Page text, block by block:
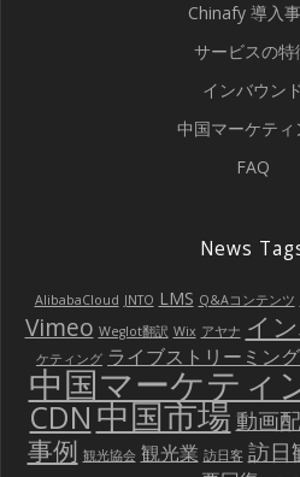
Chinafy 導入
サービスの特
インバウンド
中国マーケティ
FAQ
News
AlibabaCloud JNTO LMS Q&Aコンテンツ
Vimeo Weglot翻訳 Wix アヤナ イ
ケティング ライブストリーミング
中国マーケティ
CDN中国市場動画
事例 観光協会 観光業 訪日客 訪日